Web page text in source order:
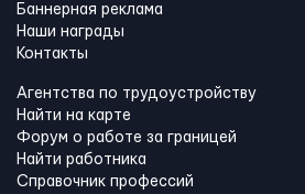
Баннерная реклама
Наши награды
Контакты
Агентства по трудоустройству
Найти на карте
Форум о работе за границей
Найти работника
Справочник профессий